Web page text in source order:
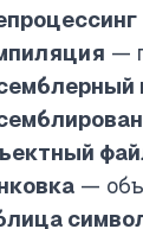
—
—